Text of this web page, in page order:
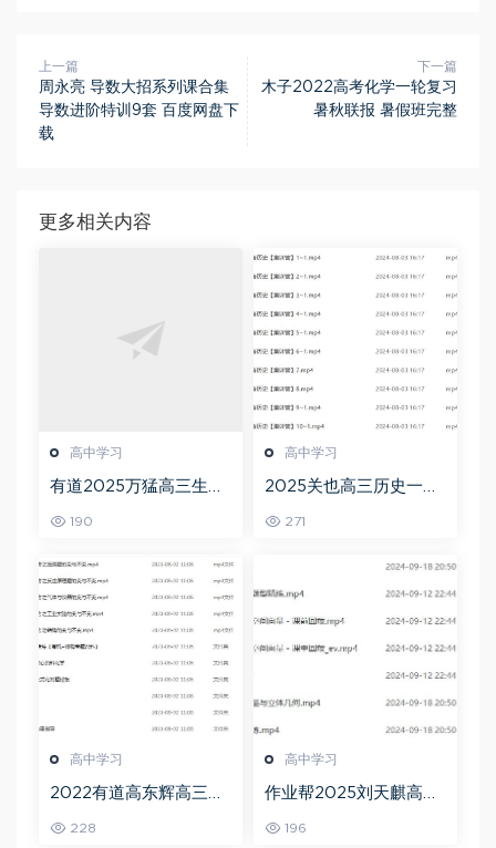
上一篇
周永亮 导数大招系列课合集
导数进阶特训9套 百度网盘下
载
下一篇
木子2022高考化学一轮复习
暑秋联报 暑假班完整
更多相关内容
高中学习
有道2025万猛高三生物
教程
190
高中学习
2025关也高三历史一轮
教程
271
高中学习
2022有道高东辉高三化
频教程+讲义+点睛班
228
高中学习
作业帮2025刘天麒高二
196